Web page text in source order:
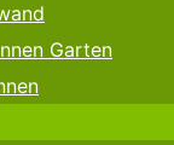
Garten